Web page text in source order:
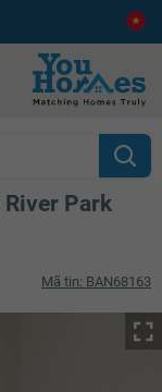
Park
Mã tin: BAN68163